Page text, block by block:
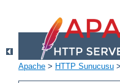
Apache > HTTP Sunucusu >